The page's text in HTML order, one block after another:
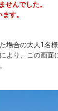
せんでした。
す。
場合の大人1
り、この画